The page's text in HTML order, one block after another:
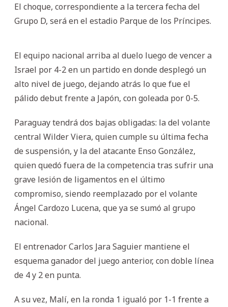
El choque, correspondiente a la tercera fecha del
Grupo D, será en el estadio Parque de los Príncipes.
El equipo nacional arriba al duelo luego de vencer a
Israel por 4-2 en un partido en donde desplegó un
alto nivel de juego, dejando atrás lo que fue el
pálido debut frente a Japón, con goleada por 0-5.
Paraguay tendrá dos bajas obligadas: la del volante
central Wilder Viera, quien cumple su última fecha
de suspensión, y la del atacante Enso González,
quien quedó fuera de la competencia tras sufrir una
grave lesión de ligamentos en el último
compromiso, siendo reemplazado por el volante
Ángel Cardozo Lucena, que ya se sumó al grupo
nacional.
El entrenador Carlos Jara Saguier mantiene el
esquema ganador del juego anterior, con doble línea
de 4 y 2 en punta.
A su vez, Malí, en la ronda 1 igualó por 1-1 frente a